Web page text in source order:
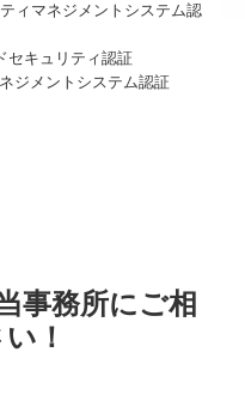
ィマネジメントシステム認
セキュリティ認証
ジメントシステム認証
事務所にご相
！